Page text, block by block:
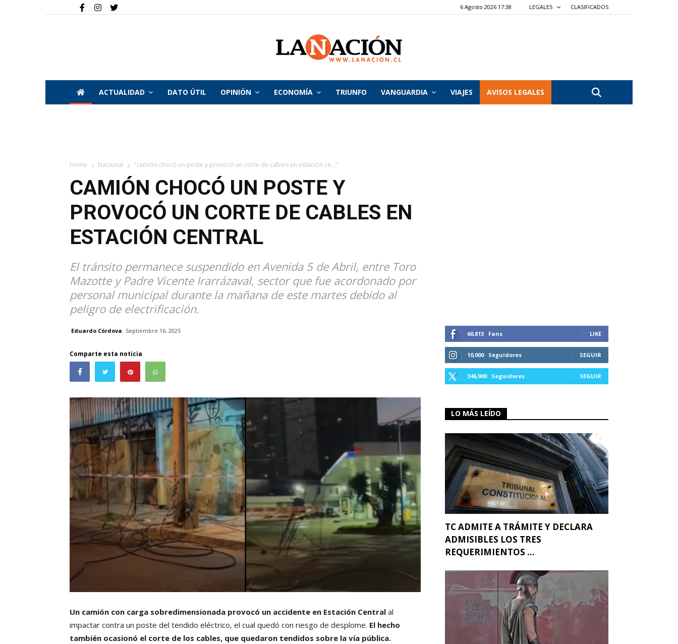
6 Agosto 2026 17:38 LEGALES CLASIFICADOS
La
ACTUALIDAD DATO ÚTIL OPINIÓN ECONOMÍA TRIUNFO VANGUARDIA VIAJES AVISOS LEGALES
Home Nacional "camión chocó un poste y provocó un corte de cables en estación ce..."
CAMIÓN CHOCÓ UN POSTE Y
PROVOCÓ UN CORTE DE CABLES EN
ESTACIÓN CENTRAL
El tránsito permanece suspendido en Avenida 5 de Abril, entre Toro
Mazotte y Padre Vicente Irarrázaval, sector que fue acordonado por
personal municipal durante la mañana de este martes debido al
peligro de electrificación.
Eduardo Córdova Septiembre 16, 2025
Comparte esta noticia
Un camión con carga sobredimensionada provocó un accidente en Estación Central al
impactar contra un poste del tendido eléctrico, el cual quedó con riesgo de desplome. El hecho
también ocasionó el corte de los cables, que quedaron tendidos sobre la vía pública.
60,813 Fans LIKE
10,000 Seguidores SEGUIR
346,900 Seguidores SEGUIR
LO MÁS LEÍDO
TC ADMITE A TRÁMITE Y DECLARA
ADMISIBLES LOS TRES
REQUERIMIENTOS ...